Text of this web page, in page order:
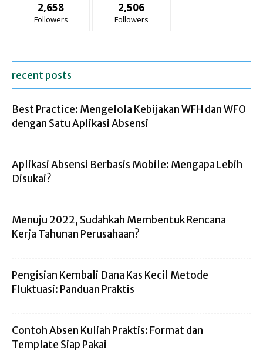
2,658
Followers
2,506
Followers
recent posts
Best Practice: Mengelola Kebijakan WFH dan WFO
dengan Satu Aplikasi Absensi
Aplikasi Absensi Berbasis Mobile: Mengapa Lebih
Disukai?
Menuju 2022, Sudahkah Membentuk Rencana
Kerja Tahunan Perusahaan?
Pengisian Kembali Dana Kas Kecil Metode
Fluktuasi: Panduan Praktis
Contoh Absen Kuliah Praktis: Format dan
Template Siap Pakai